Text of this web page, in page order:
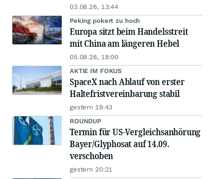
03.08.26, 13:44
Peking pokert zu hoch
Europa sitzt beim Handelsstreit
mit China am längeren Hebel
05.08.26, 18:00
AKTIE IM FOKUS
SpaceX nach Ablauf von erster
Haltefristvereinbarung stabil
gestern 19:43
ROUNDUP
Termin für US-Vergleichsanhörung
Bayer/Glyphosat auf 14.09.
verschoben
gestern 20:21